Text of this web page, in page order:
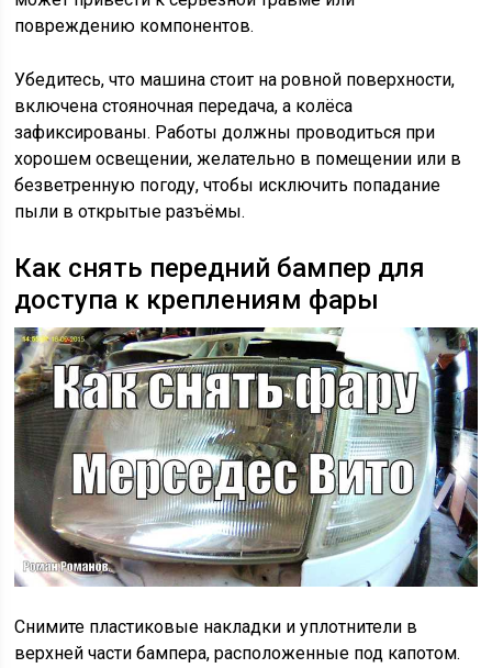
повреждению компонентов.
Убедитесь, что машина стоит на ровной поверхности,
включена стояночная передача, а колёса
зафиксированы. Работы должны проводиться при
хорошем освещении, желательно в помещении или в
безветренную погоду, чтобы исключить попадание
пыли в открытые разъёмы.
Как снять передний бампер для
доступа к креплениям фары
Снимите пластиковые накладки и уплотнители в
верхней части бампера, расположенные под капотом.